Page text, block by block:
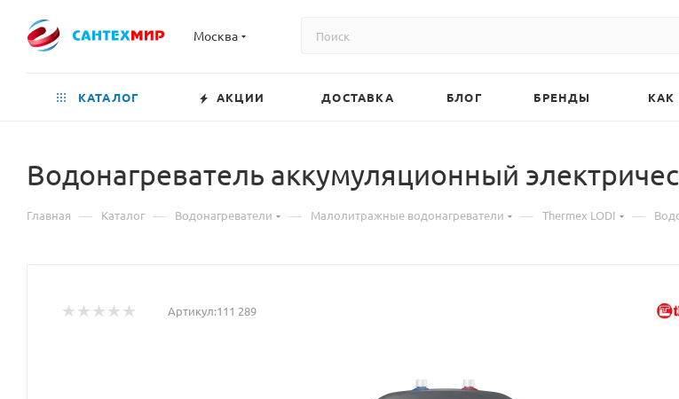
Москва
КАТАЛОГ АКЦИИ ДОСТАВКА БЛОГ БРЕНДЫ КАК
Водонагреватель аккумуляционный
Главная — Каталог — Водонагреватели — Малолитражные водонагреватели — Thermex LODI —
Артикул:111 289